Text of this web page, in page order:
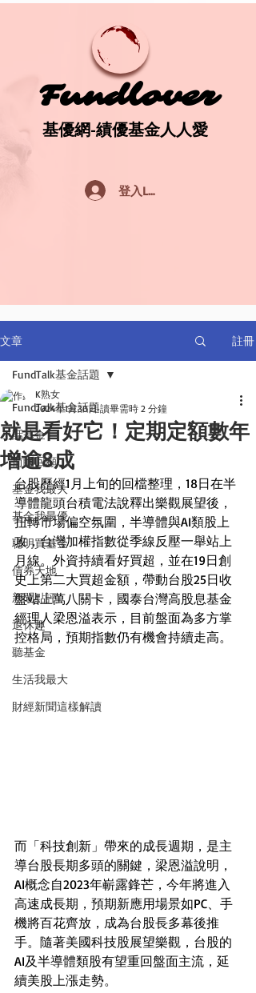
Fundlover
Fundlover
基優網-績優基金人人愛
基優網-績優基金人人愛
登入Log In
文章 註冊
FundTalk基金話題
話基金
前瞻回顧
基金我最大
基金我最優
聰明買基金
債券天地
新聞點評
退休趣
聽基金
生活我最大
財經新聞這樣解讀
FundTalk基金話題
就是看好它！定期定額數年
增逾8成
K熟女
2024年1月30日 讀畢需時 2 分鐘
台股歷經1月上旬的回檔整理，18日在半
導體龍頭台積電法說釋出樂觀展望後，
扭轉市場偏空氛圍，半導體與AI類股上
攻，台灣加權指數從季線反壓一舉站上
月線。外資持續看好買超，並在19日創
史上第二大買超金額，帶動台股25日收
盤站上萬八關卡，國泰台灣高股息基金
經理人梁恩溢表示，目前盤面為多方掌
控格局，預期指數仍有機會持續走高。
而「科技創新」帶來的成長週期，是主
導台股長期多頭的關鍵，梁恩溢說明，
AI概念自2023年嶄露鋒芒，今年將進入
高速成長期，預期新應用場景如PC、手
機將百花齊放，成為台股長多幕後推
手。隨著美國科技股展望樂觀，台股的
AI及半導體類股有望重回盤面主流，延
續美股上漲走勢。